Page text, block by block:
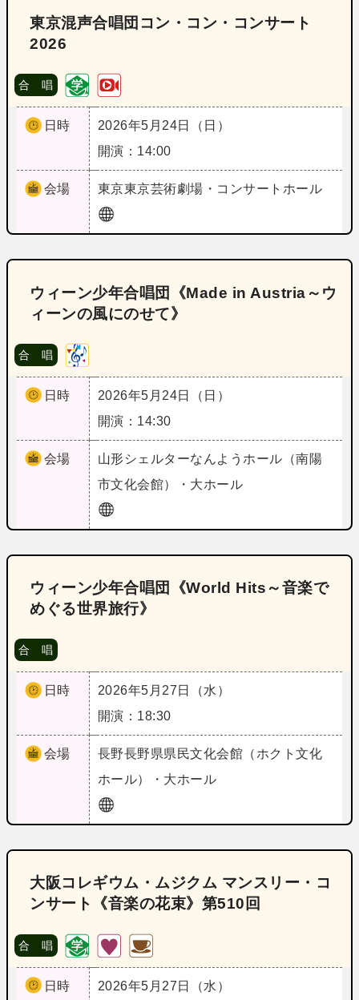
東京混声合唱団コン・コン・コンサート
2026
合 唱
日時
2026年5月24日（日）
開演：14:00
会場 東京東京芸術劇場・コンサートホール
ウィーン少年合唱団《Made in Austria～ウ
ィーンの風にのせて》
合 唱
日時
2026年5月24日（日）
開演：14:30
会場 山形シェルターなんようホール（南陽
市文化会館）・大ホール
ウィーン少年合唱団《World Hits～音楽で
めぐる世界旅行》
合 唱
日時
2026年5月27日（水）
開演：18:30
会場 長野長野県県民文化会館（ホクト文化
ホール）・大ホール
大阪コレギウム・ムジクム マンスリー・コ
ンサート《音楽の花束》第510回
合 唱
日時
2026年5月27日（水）